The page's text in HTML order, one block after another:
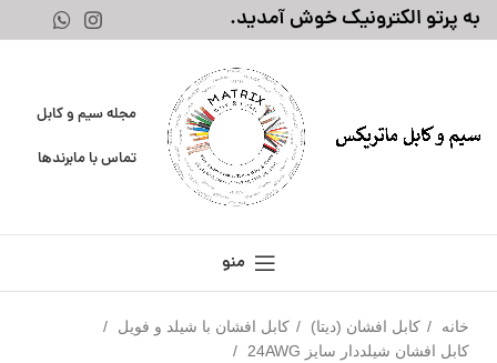
به پرتو الکترونیک خوش آمدید.
مجله سیم و کابل
تماس با مابرندها
منو
خانه کابل افشان (دیتا)
کابل افشان با شیلد و فویل
کابل افشان شیلددار سایز 24AWG